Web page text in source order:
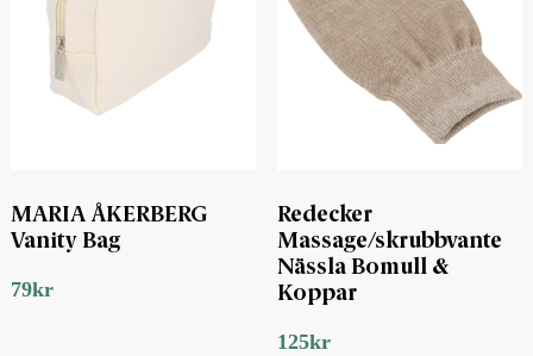
MARIA ÅKERBERG
Vanity Bag
79kr
Redecker
Massage/skrubbvante
Nässla Bomull &
Koppar
125kr